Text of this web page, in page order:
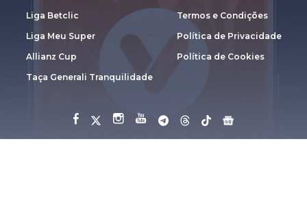
Liga Betclic
Liga Meu Super
Allianz Cup
Taça Generali Tranquilidade
Termos e Condições
Política de Privacidade
Política de Cookies